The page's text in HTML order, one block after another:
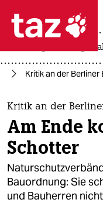
 taz
themen
politik
öko
gesellschaft
Kritik an der
Kritik an der
Am Ende
Schotter
Bauordnung: Sie
und Bauherren